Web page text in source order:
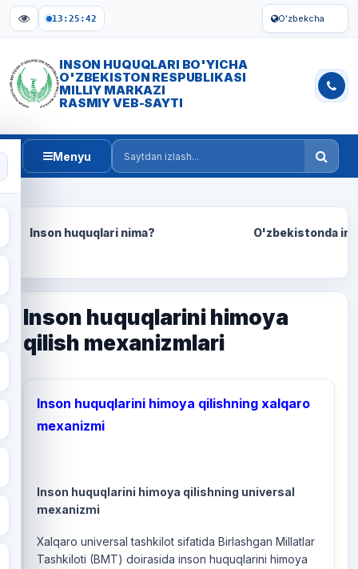
13:25:43 O'zbekcha
INSON HUQUQLARI BO'YICHA
O'ZBEKISTON RESPUBLIKASI
MILLIY MARKAZI
RASMIY VEB-SAYTI
Menyu
Saytdan izlash
Inson huquqlari nima? O'zbekistonda
Inson huquqlarini himoya
qilish mexanizmlari
Inson huquqlarini himoya qilishning xalqaro
mexanizmi
Inson huquqlarini himoya qilishning universal
mexanizmi
Xalqaro universal tashkilot sifatida Birlashgan Millatlar
Tashkiloti (BMT) doirasida inson huquqlarini himoya